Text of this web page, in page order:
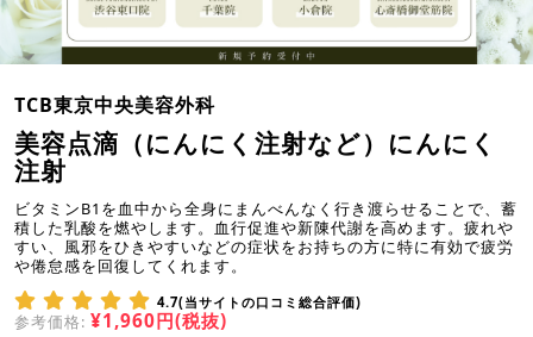
TCB東京中央美容外科
美容点滴（にんにく注射など）にんにく
注射
ビタミンB1を血中から全身にまんべんなく行き渡らせることで、蓄
積した乳酸を燃やします。血行促進や新陳代謝を高めます。疲れや
すい、風邪をひきやすいなどの症状をお持ちの方に特に有効で疲労
や倦怠感を回復してくれます。
4.7(当サイトの口コミ総合評価)
参考価格: ¥1,960円(税抜)